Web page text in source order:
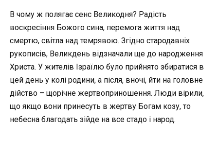
В чому ж полягає сенс Великодня? Радість
воскресіння Божого сина, перемога життя над
смертю, світла над темрявою. Згідно стародавніх
рукописів, Великдень відзначали ще до народження
Христа. У жителів Ізраїлю було прийнято збиратися в
цей день у колі родини, а після, вночі, йти на головне
дійство – щорічне жертвоприношення. Люди вірили,
що якщо вони принесуть в жертву Богам козу, то
небесна благодать зійде на все стадо і народ.